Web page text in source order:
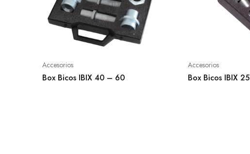
Accesorios
Box Bicos IBIX 40 – 60
Accesorios
Box Bicos IBIX 25